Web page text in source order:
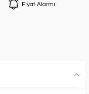
Fiyat Alarmı